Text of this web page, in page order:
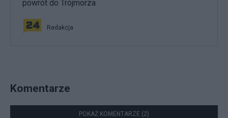
powrót do Trójmorza
Redakcja
Komentarze
POKAŻ KOMENTARZE (2)